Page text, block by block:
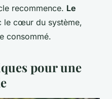
recommence. Le
le cœur du système,
consommé.
pour une